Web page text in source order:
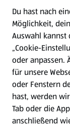
Presse
Hilfe & Kontakt
(öffnet in einem
Unternehmen
Folge uns hier:
Du hast nach
Möglichkeit,
Auswahl
„Cookie-
oder anpassen.
für unsere
oder Fenstern
hast, werden
Tab oder die
anschließend